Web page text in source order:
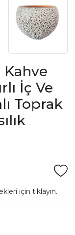
Kahve
İç Ve
Toprak
için tıklayın.